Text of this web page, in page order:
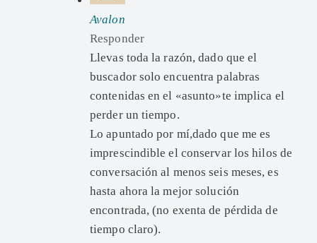
Avalon
Responder
Llevas toda la razón, dado que el
buscador solo encuentra palabras
contenidas en el «asunto»te implica el
perder un tiempo.
Lo apuntado por mí,dado que me es
imprescindible el conservar los hilos de
conversación al menos seis meses, es
hasta ahora la mejor solución
encontrada, (no exenta de pérdida de
tiempo claro).